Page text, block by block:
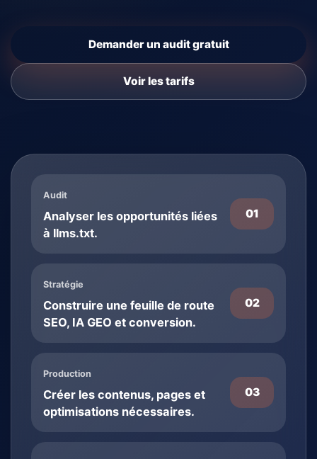
Demander un audit gratuit
Voir les tarifs
Audit
Analyser les opportunités liées
à llms.txt.
01
Stratégie
Construire une feuille de route
SEO, IA GEO et conversion.
02
Production
Créer les contenus, pages et
optimisations nécessaires.
03